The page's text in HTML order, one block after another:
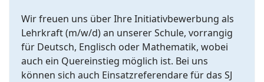
Wir freuen uns über Ihre Initiativbewerbung als
Lehrkraft (m/w/d) an unserer Schule, vorrangig
für Deutsch, Englisch oder Mathematik, wobei
auch ein Quereinstieg möglich ist. Bei uns
können sich auch Einsatzreferendare für das SJ